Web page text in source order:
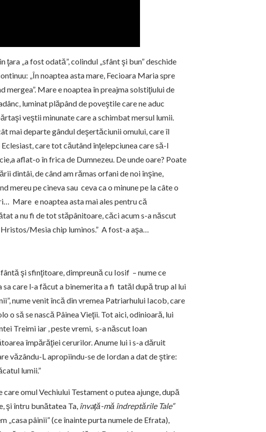
ţara „a fost odată”, colindul „sfânt şi bun” deschide
„În noaptea asta mare, Fecioara Maria spre
mergea”. Mare e noaptea în preajma solstiţiului de
luminat plăpând de poveştile care ne aduc
veştii minunate care a schimbat mersul lumii.
mai departe gândul deşertăciunii omului, care îl
care tot căutând înţelepciunea care să-l
aflat-o în frica de Dumnezeu. De unde oare? Poate
dintâi, de când am rămas orfani de noi înşine,
mereu pe cineva sau ceva ca o minune pe la câte o
Mare e noaptea asta mai ales pentru că
a nu fi de tot stăpânitoare, căci acum s-a născut
Mesia chip luminos.” A fost-a aşa…
şi sfinţitoare, dimpreună cu Iosif – nume ce
sa care l-a făcut a binemerita a fi tatăl după trup al lui
nume venit încă din vremea Patriarhului Iacob, care
o să se nască Pâinea Vieţii. Tot aici, odinioară, lui
Treimi iar , peste vremi, s-a născut Ioan
împărăţiei cerurilor. Anume lui i s-a dăruit
văzându-L apropiindu-se de Iordan a dat de ştire:
lumii.”
omul Vechiului Testament o putea ajunge, după
şi întru bunătatea Ta, învaţă-mă îndreptările Tale”
„casa pâinii” (ce înainte purta numele de Efrata),